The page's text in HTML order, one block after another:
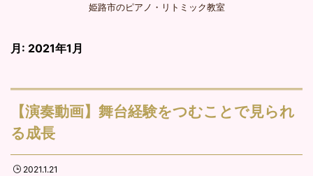
姫路市のピアノ・リトミック教室
月: 2021年1月
【演奏動画】舞台経験をつむことで見られ
る成長
2021.1.21